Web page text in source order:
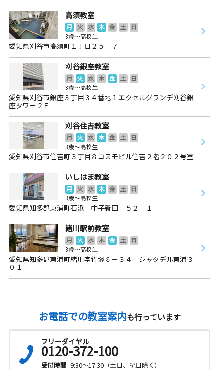
高須教室
月 火 水 木 金 土
日
3歳～高校生
愛知県刈谷市高須町１丁目２５－７
刈谷銀座教室
月 火 水 木 金 土
日
3歳～高校生
愛知県刈谷市銀座３丁目３４番地１エクセルグランデ刈谷銀
座タワー２Ｆ
刈谷住吉教室
月 火 水 木 金 土
日
3歳～高校生
愛知県刈谷市住吉町３丁目８コスモビル住吉２階２０２号室
いしはま教室
月 火 水 木 金 土
日
3歳～高校生
愛知県知多郡東浦町石浜 中子新田 ５２－１
緒川駅前教室
月 火 水 木 金 土
日
3歳～高校生
愛知県知多郡東浦町緒川字竹塚８－３４ シャタデル東浦３
０１
お電話での教室案内も行っています
フリーダイヤル
0120-372-100
受付時間 9:30～17:30（土日、祝日除く）